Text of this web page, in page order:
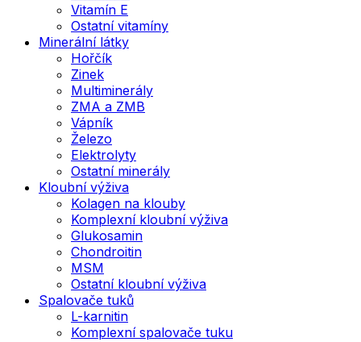
Vitamín E
Ostatní vitamíny
Minerální látky
Hořčík
Zinek
Multiminerály
ZMA a ZMB
Vápník
Železo
Elektrolyty
Ostatní minerály
Kloubní výživa
Kolagen na klouby
Komplexní kloubní výživa
Glukosamin
Chondroitin
MSM
Ostatní kloubní výživa
Spalovače tuků
L-karnitin
Komplexní spalovače tuku